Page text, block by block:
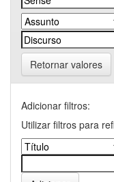
Retornar valores
Adicionar filtros:
Utilizar filtros para